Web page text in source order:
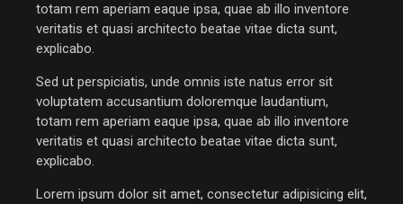
totam rem aperiam eaque ipsa, quae ab illo inventore
veritatis et quasi architecto beatae vitae dicta sunt,
explicabo.
Sed ut perspiciatis, unde omnis iste natus error sit
voluptatem accusantium doloremque laudantium,
totam rem aperiam eaque ipsa, quae ab illo inventore
veritatis et quasi architecto beatae vitae dicta sunt,
explicabo.
Lorem ipsum dolor sit amet, consectetur adipisicing elit,